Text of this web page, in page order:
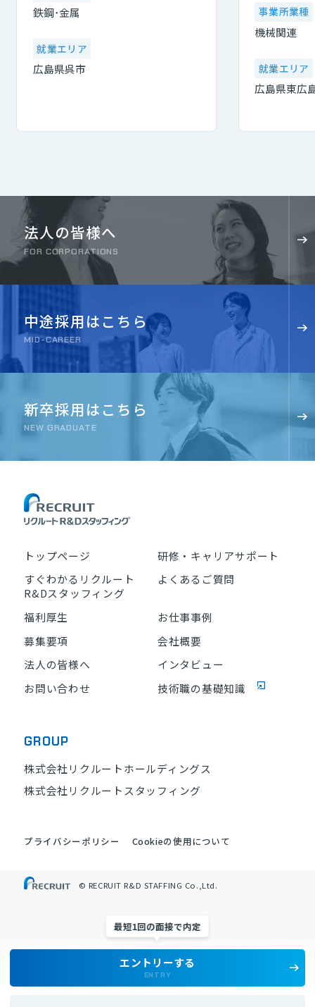
鉄鋼･金属
就業エリア
広島県呉市
事業所業種
機械関連
就業エリア
広島県東広
法人の皆様へ
FOR CORPORATIONS
中途採用はこちら
MID-CAREER
新卒採用はこちら
NEW GRADUATE
トップページ
研修・キャリアサポート
すぐわかるリクルート
R&Dスタッフィング
よくあるご質問
福利厚生
お仕事事例
募集要項
会社概要
法人の皆様へ
インタビュー
お問い合わせ
技術職の基礎知識
GROUP
株式会社リクルートホールディングス
株式会社リクルートスタッフィング
プライバシーポリシー Cookieの使用について
© RECRUIT R&D STAFFING Co.,Ltd.
エントリーする
ENTRY
最短1回の面接で内定